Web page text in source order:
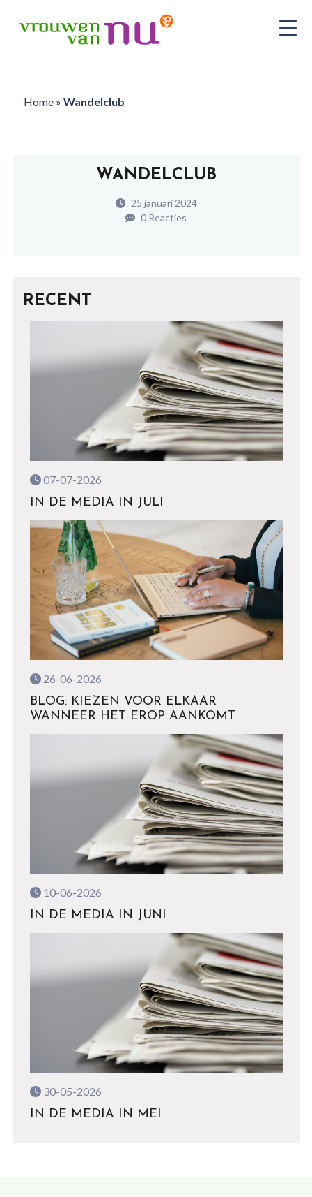
Home» Wandelclub
WANDELCLUB
25 januari 2024
0 Reacties
RECENT
07-07-2026
IN DE MEDIA IN JULI
26-06-2026
BLOG: KIEZEN VOOR ELKAAR
WANNEER HET EROP AANKOMT
10-06-2026
IN DE MEDIA IN JUNI
30-05-2026
IN DE MEDIA IN MEI